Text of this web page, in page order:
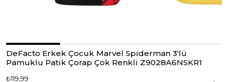
DeFacto Erkek Çocuk Marvel Spiderman 3'lü
Pamuklu Patik Çorap Çok Renkli Z9028A6NSKR1
₺119,99